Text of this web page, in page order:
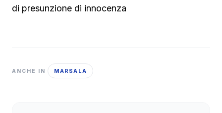
di presunzione di innocenza
ANCHE IN MARSALA